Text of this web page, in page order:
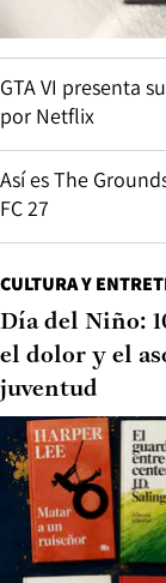
GTA VI presenta
por Netflix
Así es The
FC 27
CULTURA Y
Día del Niño:
el dolor y el
juventud